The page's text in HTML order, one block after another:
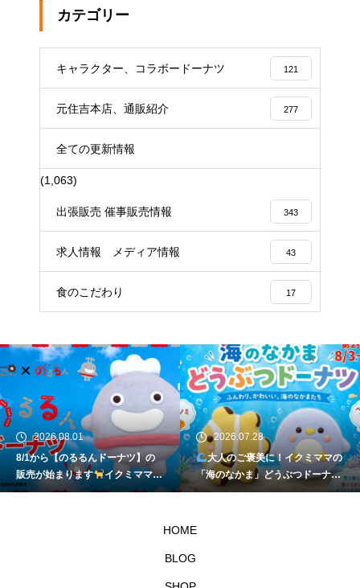
カテゴリー
キャラクター、コラボードーナツ 121
元住吉本店、通販紹介 277
全ての更新情報
(1,063)
出張販売 催事販売情報 343
求人情報 メディア情報 43
食のこだわり 17
2026.08.01
8/1から【のるるんドーナツ】の
販売が始まります
イクミママの
どうぶつドーナツ
2026.07.28
大人のご褒美に！イクミママの
「海のなかま」どうぶつドーナツ
が元住吉に登場
HOME
BLOG